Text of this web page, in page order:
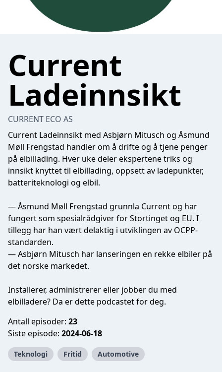
Current
Ladeinnsikt
CURRENT ECO AS
Current Ladeinnsikt med Asbjørn Mitusch og Åsmund
Møll Frengstad handler om å drifte og å tjene penger
på elbillading. Hver uke deler ekspertene triks og
innsikt knyttet til elbillading, oppsett av ladepunkter,
batteriteknologi og elbil.
— Åsmund Møll Frengstad grunnla Current og har
fungert som spesialrådgiver for Stortinget og EU. I
tillegg har han vært delaktig i utviklingen av OCPP-
standarden.
— Asbjørn Mitusch har lanseringen en rekke elbiler på
det norske markedet.
Installerer, administrerer eller jobber du med
elbilladere? Da er dette podcastet for deg.
Antall episoder: 23
Siste episode: 2024-06-18
Teknologi Fritid Automotive